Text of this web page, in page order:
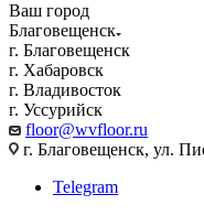
Ваш город
Благовещенск
г. Благовещенск
г. Хабаровск
г. Владивосток
г. Уссурийск
floor@wvfloor.ru
г. Благовещенск, ул.
Telegram